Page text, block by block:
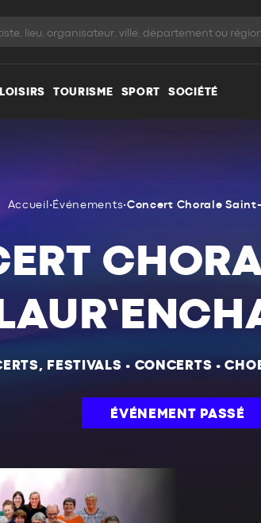
LOISIRS TOURISME SPORT SOCIÉTÉ
Accueil •Événements•Concert Chorale
FESTIVALS • CONCERTS •
ÉVÉNEMENT PASSÉ